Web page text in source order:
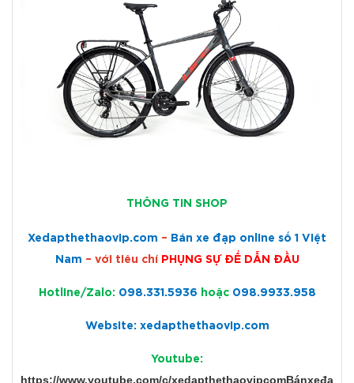
THÔNG TIN SHOP
Xedapthethaovip.com – Bán xe đạp online số 1 Việt
Nam – với tiêu chí PHỤNG SỰ ĐỂ DẪN ĐẦU
Hotline/Zalo: 098.331.5936 hoặc 098.9933.958
Website: xedapthethaovip.com
Youtube:
https://www.youtube.com/c/xedapthethaovipcomBánxeđạ